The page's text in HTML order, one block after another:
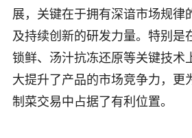
展，关键在于拥有深谙市场规律
及持续创新的研发力量。特别是
锁鲜、汤汁抗冻还原等关键技术
大提升了产品的市场竞争力，更
制菜交易中占据了有利位置。